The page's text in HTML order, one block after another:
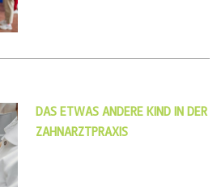
DAS ETWAS ANDERE KIND IN DER
ZAHNARZTPRAXIS